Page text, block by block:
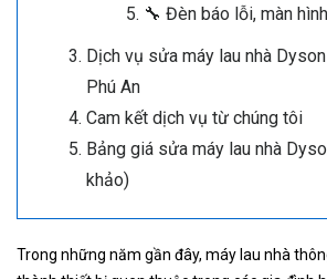
🔧 Đèn báo lỗi, màn
Dịch vụ sửa máy lau nhà
Phú An
Cam kết dịch vụ từ chúng tôi
Bảng giá sửa máy lau nhà
khảo)
Trong những năm gần đây, máy lau nhà